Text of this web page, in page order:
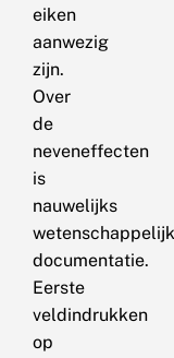
eiken
aanwezig
zijn.
Over
de
neveneffecten
is
nauwelijks
documentatie.
Eerste
veldindrukken
op